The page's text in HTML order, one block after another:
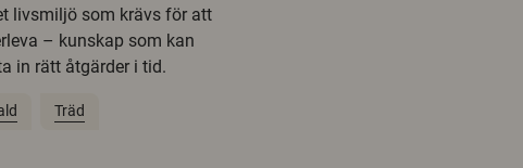
livsmiljö som krävs för att
– kunskap som kan
in rätt åtgärder i tid.
Träd